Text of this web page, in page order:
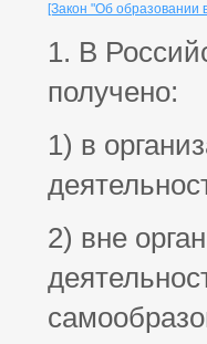
[Закон "Об образовании
1. В
получено:
1) в
2) вне